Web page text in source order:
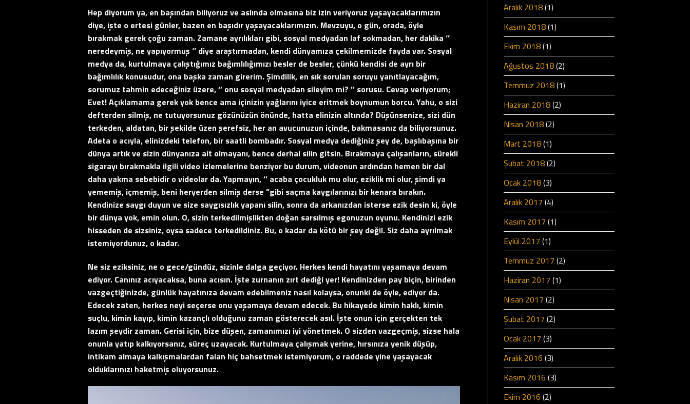
Hep diyorum ya, en başından biliyoruz ve aslında olmasına biz izin veriyoruz yaşayacaklarımızın
diye, işte o ertesi günler, bazen en başıdır yaşayacaklarımızın. Mevzuyu, o gün, orada, öyle
bırakmak gerek çoğu zaman. Zamane ayrılıkları gibi, sosyal medyadan laf sokmadan, her dakika ‘’
neredeymiş, ne yapıyormuş ‘’ diye araştırmadan, kendi dünyamıza çekilmemizde fayda var. Sosyal
medya da, kurtulmaya çalıştığımız bağımlılığımızı besler de besler, çünkü kendisi de ayrı bir
bağımlılık konusudur, ona başka zaman girerim. Şimdilik, en sık sorulan soruyu yanıtlayacağım,
sorumuz tahmin edeceğiniz üzere, ‘’ onu sosyal medyadan sileyim mi? ’’ sorusu. Cevap veriyorum;
Evet! Açıklamama gerek yok bence ama içinizin yağlarını iyice eritmek boynumun borcu. Yahu, o sizi
defterden silmiş, ne tutuyorsunuz gözünüzün önünde, hatta elinizin altında? Düşünsenize, sizi dün
terkeden, aldatan, bir şekilde üzen şerefsiz, her an avucunuzun içinde, bakmasanız da biliyorsunuz.
Adeta o acıyla, elinizdeki telefon, bir saatli bombadır. Sosyal medya dediğiniz şey de, başlıbaşına bir
dünya artık ve sizin dünyanıza ait olmayanı, bence derhal silin gitsin. Bırakmaya çalışanların, sürekli
sigarayı bırakmakla ilgili video izlemelerine benziyor bu durum, videonun ardından hemen bir dal
daha yakma sebebidir o videolar da. Yapmayın, ‘’ acaba çocukluk mu olur, eziklik mi olur, şimdi ya
yememiş, içmemiş, beni heryerden silmiş derse ”gibi saçma kaygılarınızı bir kenara bırakın.
Kendinize saygı duyun ve size saygısızlık yapanı silin, sonra da arkanızdan isterse ezik desin ki, öyle
bir dünya yok, emin olun. O, sizin terkedilmişlikten doğan sarsılmış egonuzun oyunu. Kendinizi ezik
hisseden de sizsiniz, oysa sadece terkedildiniz. Bu, o kadar da kötü bir şey değil. Siz daha ayrılmak
istemiyordunuz, o kadar.
Ne siz eziksiniz, ne o gece/gündüz, sizinle dalga geçiyor. Herkes kendi hayatını yaşamaya devam
ediyor. Canınız acıyacaksa, buna acısın. İşte zurnanın zırt dediği yer! Kendinizden pay biçin, birinden
vazgeçtiğinizde, günlük hayatınıza devam edebilmeniz nasıl kolaysa, onunki de öyle, ediyor da.
Edecek zaten, herkes neyi seçerse onu yaşamaya devam edecek. Bu hikayede kimin haklı, kimin
suçlu, kimin kayıp, kimin kazançlı olduğunu zaman gösterecek asıl. İşte onun için gerçekten tek
lazım şeydir zaman. Gerisi için, bize düşen, zamanımızı iyi yönetmek. O sizden vazgeçmiş, sizse hala
onunla yatıp kalkıyorsanız, süreç uzayacak. Kurtulmaya çalışmak yerine, hırsınıza yenik düşüp,
intikam almaya kalkışmalardan falan hiç bahsetmek istemiyorum, o raddede yine yaşayacak
olduklarınızı haketmiş oluyorsunuz.
Aralık 2018(1)
Kasım 2018(1)
Ekim 2018(1)
Ağustos 2018(2)
Temmuz 2018(1)
Haziran 2018(2)
Nisan 2018(2)
Mart 2018(1)
Şubat 2018(2)
Ocak 2018(3)
Aralık 2017 (4)
Kasım 2017 (1)
Eylül 2017 (1)
Temmuz 2017 (2)
Haziran 2017 (1)
Nisan 2017 (2)
Şubat 2017 (2)
Ocak 2017 (3)
Aralık 2016 (3)
Kasım 2016 (3)
Ekim 2016 (2)